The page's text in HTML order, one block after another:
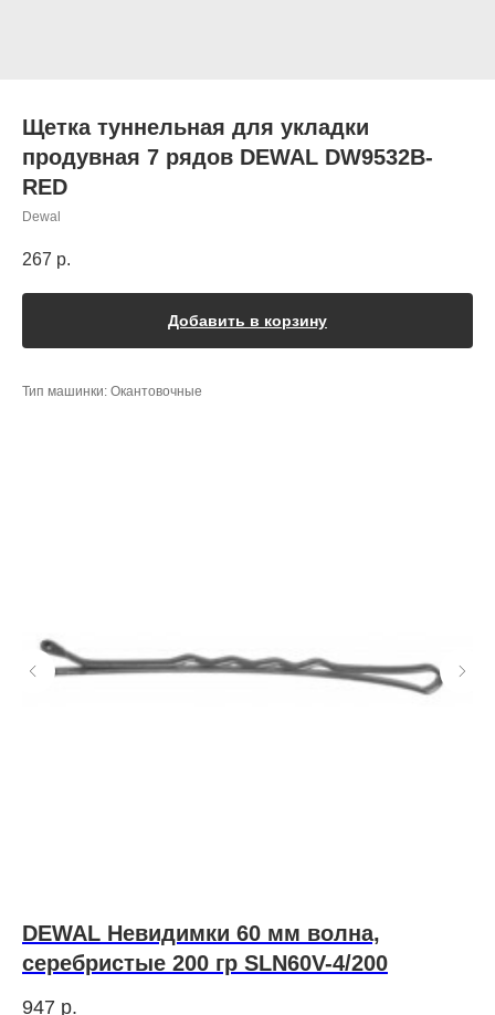
Щетка туннельная для укладки
продувная 7 рядов DEWAL DW9532B-
RED
Dewal
267 р.
Добавить в корзину
Тип машинки: Окантовочные
DEWAL Невидимки 60 мм волна,
серебристые 200 гр SLN60V-4/200
947 р.